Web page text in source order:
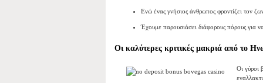
Ενώ ένας γνήσιος άνθρωπος φροντίζει τον
Έχουμε παρουσιάσει διάφορους πόρους για
Οι καλύτερες κριτικές μακριά από το
Οι γύροι